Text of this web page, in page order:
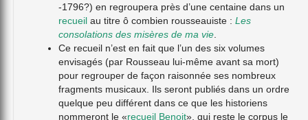
-1796?) en regroupera près d’une centaine dans un
recueil au titre ô combien rousseauiste :Les
consolations des misères de ma vie
Ce recueil n’est en fait que l’un des six volumes
envisagés (par Rousseau lui-même avant sa mort)
pour regrouper de façon raisonnée ses nombreux
fragments musicaux. Ils seront publiés dans un ordre
quelque peu différent dans ce que les historiens
nommeront le «recueil Benoit», qui reste le corpus le